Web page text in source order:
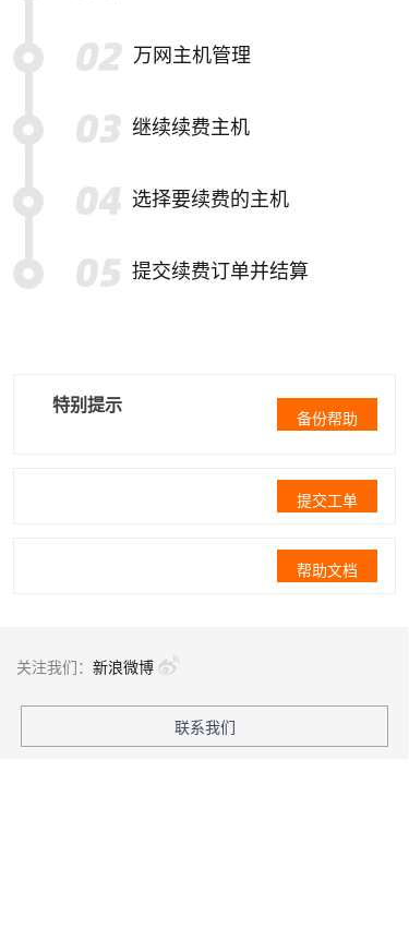
万网主机管理
继续续费主机
选择要续费的主机
提交续费订单并结算
特别提示
备份帮助
提交工单
帮助文档